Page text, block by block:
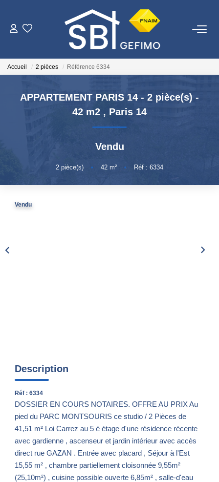
ACHETER
ESTIMER
NOTRE AGENCE
Accueil 2 pièces Référence 6334
APPARTEMENT PARIS 14 - 2 pièce(s) -
42 m2 , Paris 14
Vendu
2 pièce(s) • 42 m² • Réf : 6334
Vendu
Description
Réf : 6334
DOSSIER EN COURS NOTAIRES. OFFRE AU PRIX Au
pied du PARC MONTSOURIS ce studio / 2 Pièces de
41,51 m² Loi Carrez au 5 è étage d'une résidence récente
avec gardienne , ascenseur et jardin intérieur avec accès
direct rue GAZAN . Entrée avec placard , Séjour à l'Est
15,55 m² , chambre partiellement cloisonnée 9,55m²
(25,10m²) , cuisine possible ouverte 6,85m² , salle-d'eau